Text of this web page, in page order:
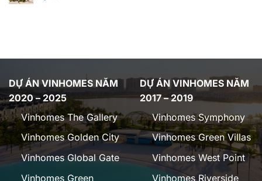
DỰ ÁN VINHOMES NĂM
2020 – 2025
Vinhomes The Gallery
Vinhomes Golden City
Vinhomes Global Gate
Vinhomes Green
DỰ ÁN VINHOMES NĂM
2017 – 2019
Vinhomes Symphony
Vinhomes Green Villas
Vinhomes West Point
Vinhomes Riverside